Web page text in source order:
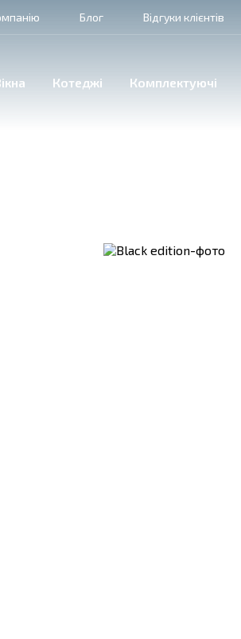
Блог Відгуки клієнтів
Котеджі Комплектуючі